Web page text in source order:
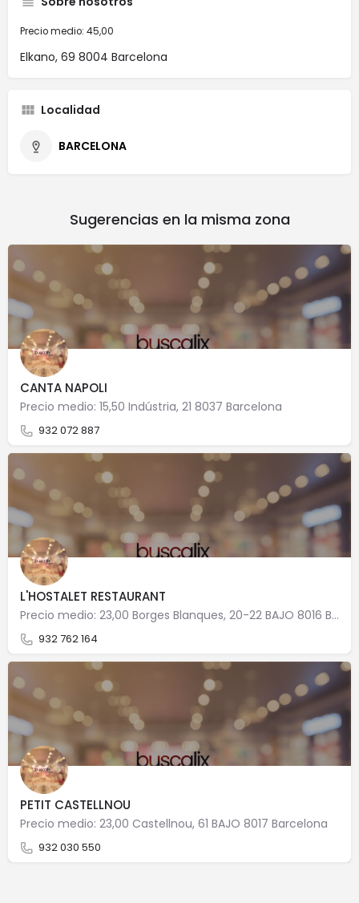
Precio medio: 45,00
Elkano, 69 8004 Barcelona
Localidad
BARCELONA
Sugerencias en la misma zona
CANTA NAPOLI
Precio medio: 15,50 Indústria, 21 8037 Barcelona
932 072 887
L'HOSTALET RESTAURANT
Precio medio: 23,00 Borges Blanques, 20-22 BAJO 8016 Barcelona
932 762 164
PETIT CASTELLNOU
Precio medio: 23,00 Castellnou, 61 BAJO 8017 Barcelona
932 030 550